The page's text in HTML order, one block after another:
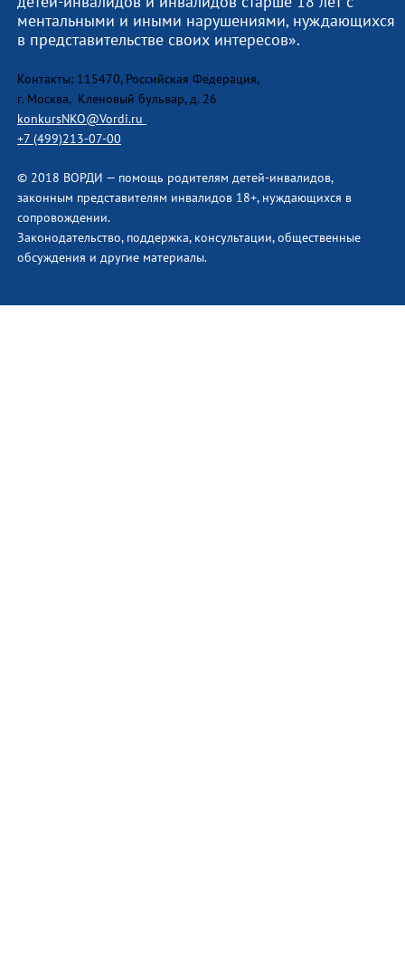
ментальными и иными нарушениями, нуждающихся
в представительстве своих интересов».
Контакты: 115470, Российская Федерация,
г. Москва, Кленовый бульвар, д. 26
konkursNKO@Vordi.ru
+7 (499)213-07-00
© 2018 ВОРДИ — помощь родителям детей-инвалидов,
законным представителям инвалидов 18+, нуждающихся в
сопровождении.
Законодательство, поддержка, консультации, общественные
обсуждения и другие материалы.